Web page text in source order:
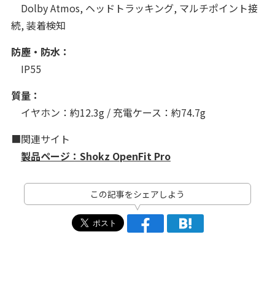
Dolby Atmos, ヘッドトラッキング, マルチポイント接
続, 装着検知
防塵・防水：
IP55
質量：
イヤホン：約12.3g / 充電ケース：約74.7g
■関連サイト
製品ページ：Shokz OpenFit Pro
この記事をシェアしよう